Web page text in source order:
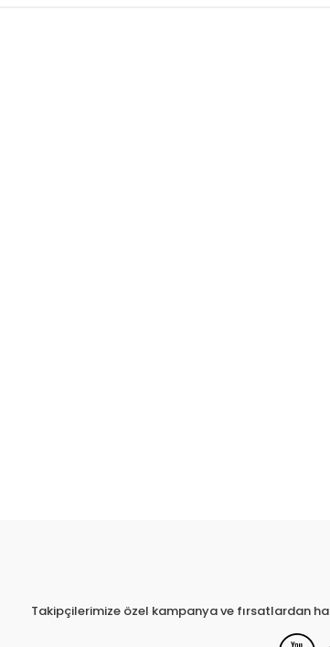
Takipçilerimize özel kampanya ve fırsatlardan